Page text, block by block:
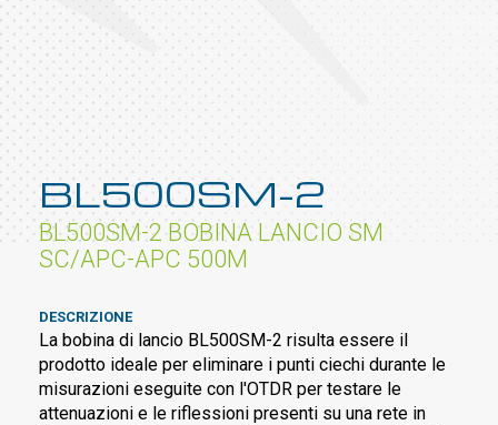
BL500SM-2
BL500SM-2 BOBINA LANCIO SM
SC/APC-APC 500M
DESCRIZIONE
La bobina di lancio BL500SM-2 risulta essere il
prodotto ideale per eliminare i punti ciechi durante le
misurazioni eseguite con l'OTDR per testare le
attenuazioni e le riflessioni presenti su una rete in